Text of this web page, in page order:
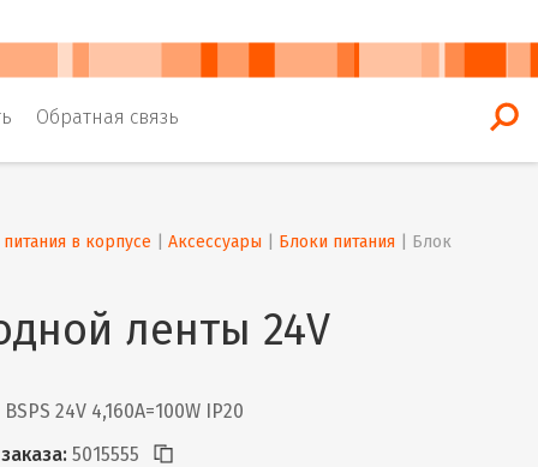
Обратная связь
в корпусе Аксессуары Блоки питания
Блок
ленты 24V
BSPS 24V 4,160A=100W IP20
5015555